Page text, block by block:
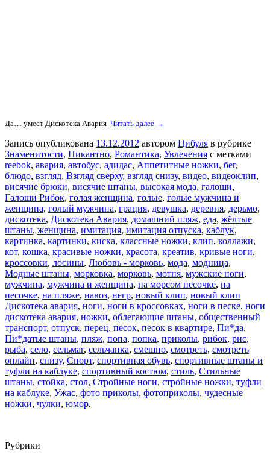
Да… умеет Дискотека Авария Читать далее →
Запись опубликована 13.12.2012 автором Цибуля в рубрике
Знаменитости, Пикантно, Романтика, Увлечения с метками
reebok, авария, автобус, адидас, Аппетитные ножки, бег,
блюдо, взгляд, Взгляд сверху, взгляд снизу, видео, видеоклип,
висячие брюки, висячие штаны, высокая мода, галоши,
Галоши Рибок, голая женщина, голые, голые мужчина и
женщина, голый мужчина, грация, девушка, деревня, дерьмо,
дискотека, Дискотека Авария, домашний пляж, еда, жёлтые
штаны, женщина, имитация, имитация отпуска, каблук,
картинка, картинки, киска, классные ножки, клип, коллажи,
кот, кошка, красивые ножки, красота, креатив, кривые ноги,
кроссовки, лосины, Любовь - морковь, мода, модница,
Модные штаны, морковка, морковь, мотня, мужские ноги,
мужчина, мужчина и женщина, на морсом песочке, на
песочке, на пляже, навоз, негр, новый клип, новый клип
Дискотека авария, ноги, ноги в кроссовках, ноги в песке, ноги
дискотека авария, ножки, облегающие штаны, общественный
транспорт, отпуск, перец, песок, песок в квартире, Пи*да,
Пи*датые штаны, пляж, попа, попка, приколы, рибок, рис,
рыба, село, сельмаг, сельчанка, смешно, смотреть, смотреть
онлайн, снизу, Спорт, спортивная обувь, спортивные штаны и
туфли на каблуке, спортивный костюм, стиль, Стильные
штаны, стойка, стол, Стройные ноги, стройные ножки, туфли
на каблуке, Ужас, фото приколы, фотоприколы, чудесные
ножки, чулки, юмор.
Рубрики